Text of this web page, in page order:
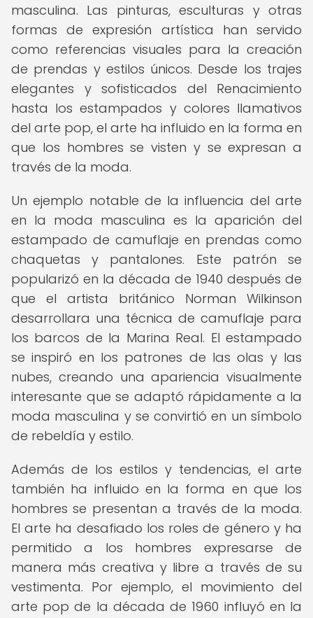
masculina. Las pinturas, esculturas y otras
formas de expresión artística han servido
como referencias visuales para la creación
de prendas y estilos únicos. Desde los trajes
elegantes y sofisticados del Renacimiento
hasta los estampados y colores llamativos
del arte pop, el arte ha influido en la forma en
que los hombres se visten y se expresan a
través de la moda.
Un ejemplo notable de la influencia del arte
en la moda masculina es la aparición del
estampado de camuflaje en prendas como
chaquetas y pantalones. Este patrón se
popularizó en la década de 1940 después de
que el artista británico Norman Wilkinson
desarrollara una técnica de camuflaje para
los barcos de la Marina Real. El estampado
se inspiró en los patrones de las olas y las
nubes, creando una apariencia visualmente
interesante que se adaptó rápidamente a la
moda masculina y se convirtió en un símbolo
de rebeldía y estilo.
Además de los estilos y tendencias, el arte
también ha influido en la forma en que los
hombres se presentan a través de la moda.
El arte ha desafiado los roles de género y ha
permitido a los hombres expresarse de
manera más creativa y libre a través de su
vestimenta. Por ejemplo, el movimiento del
arte pop de la década de 1960 influyó en la